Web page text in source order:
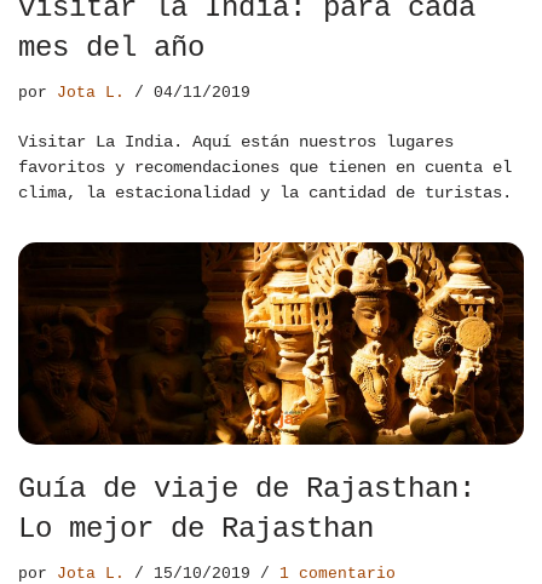
visitar la India: para cada
mes del año
por Jota L. 04/11/2019
Visitar La India. Aquí están nuestros lugares
favoritos y recomendaciones que tienen en cuenta el
clima, la estacionalidad y la cantidad de turistas.
Guía de viaje de Rajasthan:
Lo mejor de Rajasthan
por Jota L. 15/10/2019 1 comentario